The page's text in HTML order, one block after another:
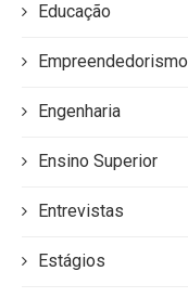
Educação
Empreendedorismo
Engenharia
Ensino Superior
Entrevistas
Estágios